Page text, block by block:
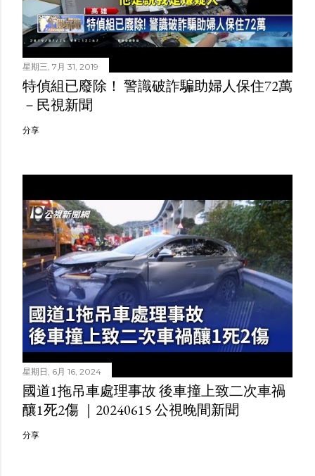
星期三, 7月 31, 2019
特偵組已廢除！ 警識破詐騙助婦人保住72萬
－民視新聞
分享
星期日, 6月 16, 2024
國道1拖吊車處理事故 後車撞上致二次車禍
釀1死2傷 ｜20240615 公視晚間新聞
分享